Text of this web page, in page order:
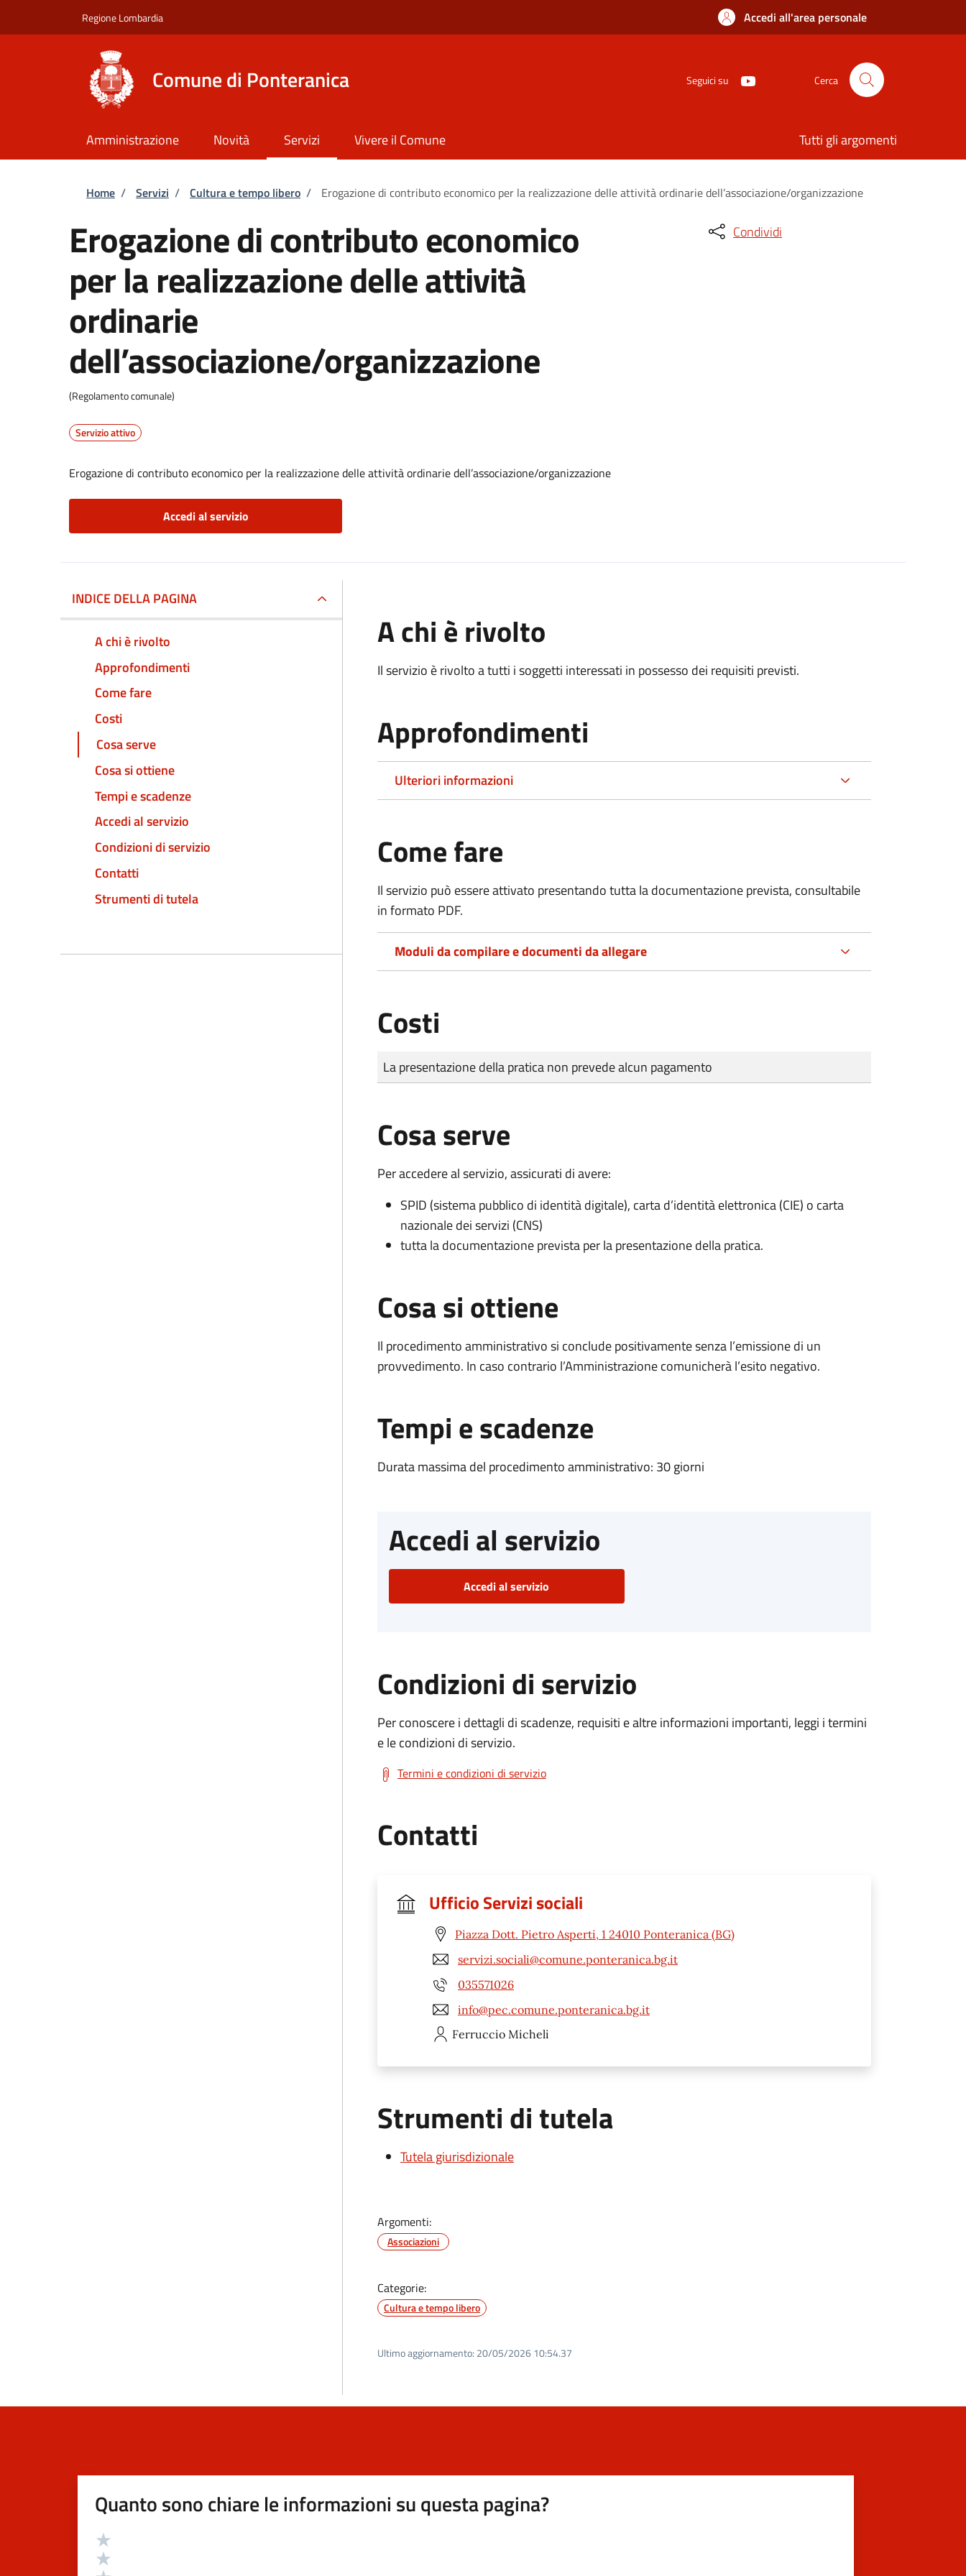
Regione Lombardia Accedi all'area personale
Comune di Ponteranica Seguici su Cerca
Amministrazione Novità Servizi Vivere il Comune Tutti gli argomenti
Briciole di pane
Home / Servizi / Cultura e tempo libero / Erogazione di contributo economico per la realizzazione delle attività ordinarie dell’associazione/organizzazione
Erogazione di contributo economico
per la realizzazione delle attività
ordinarie
dell’associazione/organizzazione
(Regolamento comunale)
Servizio attivo
Erogazione di contributo economico per la realizzazione delle attività ordinarie dell’associazione/organizzazione
Accedi al servizio
Condividi
INDICE DELLA PAGINA
A chi è rivolto
Approfondimenti
Come fare
Costi
Cosa serve
Cosa si ottiene
Tempi e scadenze
Accedi al servizio
Condizioni di servizio
Contatti
Strumenti di tutela
A chi è rivolto
Il servizio è rivolto a tutti i soggetti interessati in possesso dei requisiti previsti.
Approfondimenti
Ulteriori informazioni
Come fare
Il servizio può essere attivato presentando tutta la documentazione prevista, consultabile
in formato PDF.
Moduli da compilare e documenti da allegare
Costi
Tipo di pagamento
Importo
La presentazione della pratica non prevede alcun pagamento
Cosa serve
Per accedere al servizio, assicurati di avere:
SPID (sistema pubblico di identità digitale), carta d’identità elettronica (CIE) o carta
nazionale dei servizi (CNS)
tutta la documentazione prevista per la presentazione della pratica.
Cosa si ottiene
Il procedimento amministrativo si conclude positivamente senza l’emissione di un
provvedimento. In caso contrario l’Amministrazione comunicherà l’esito negativo.
Tempi e scadenze
Durata massima del procedimento amministrativo: 30 giorni
Accedi al servizio
Accedi al servizio
Condizioni di servizio
Per conoscere i dettagli di scadenze, requisiti e altre informazioni importanti, leggi i termini
e le condizioni di servizio.
Termini e condizioni di servizio
Contatti
Ufficio Servizi sociali
Piazza Dott. Pietro Asperti, 1 24010 Ponteranica (BG)
servizi.sociali@comune.ponteranica.bg.it
035571026
info@pec.comune.ponteranica.bg.it
Ferruccio Micheli
Strumenti di tutela
Tutela giurisdizionale
Argomenti:
Associazioni
Categorie:
Cultura e tempo libero
Ultimo aggiornamento: 20/05/2026 10:54.37
Quanto sono chiare le informazioni su questa pagina?
Valutazione